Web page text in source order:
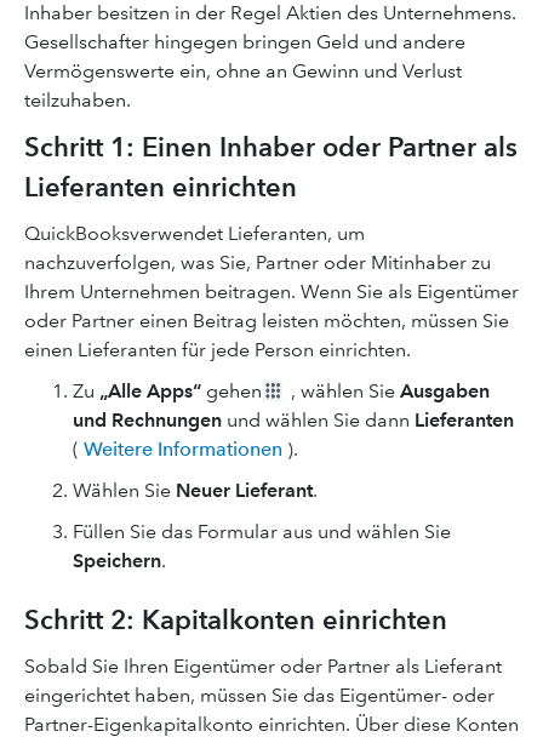
Inhaber besitzen in der Regel Aktien des Unternehmens.
Gesellschafter hingegen bringen Geld und andere
Vermögenswerte ein, ohne an Gewinn und Verlust
teilzuhaben.
Schritt 1: Einen Inhaber oder Partner als
Lieferanten einrichten
QuickBooksverwendet Lieferanten, um
nachzuverfolgen, was Sie, Partner oder Mitinhaber zu
Ihrem Unternehmen beitragen. Wenn Sie als Eigentümer
oder Partner einen Beitrag leisten möchten, müssen Sie
einen Lieferanten für jede Person einrichten.
Zu „Alle Apps“ gehen , wählen Sie Ausgaben
und Rechnungen und wählen Sie dann Lieferanten
( Weitere Informationen ).
Wählen Sie Neuer Lieferant.
Füllen Sie das Formular aus und wählen Sie
Speichern.
Schritt 2: Kapitalkonten einrichten
Sobald Sie Ihren Eigentümer oder Partner als Lieferant
eingerichtet haben, müssen Sie das Eigentümer- oder
Partner-Eigenkapitalkonto einrichten. Über diese Konten